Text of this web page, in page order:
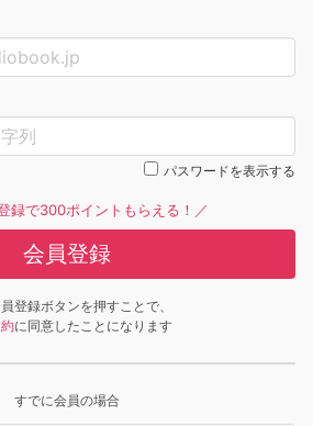
パスワードを表示する
録で300ポイントもらえる！／
会員登録
員登録ボタンを押すことで、
に同意したことになります
すでに会員の場合